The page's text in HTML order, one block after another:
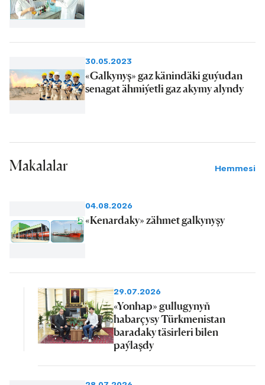
30.05.2023
«Galkynyş» gaz känindäki guýudan
senagat ähmiýetli gaz akymy alyndy
Makalalar Hemmesi
04.08.2026
«Kenardaky» zähmet galkynyşy
29.07.2026
«Yonhap» gullugynyň
habarçysy Türkmenistan
baradaky täsirleri bilen
paýlaşdy